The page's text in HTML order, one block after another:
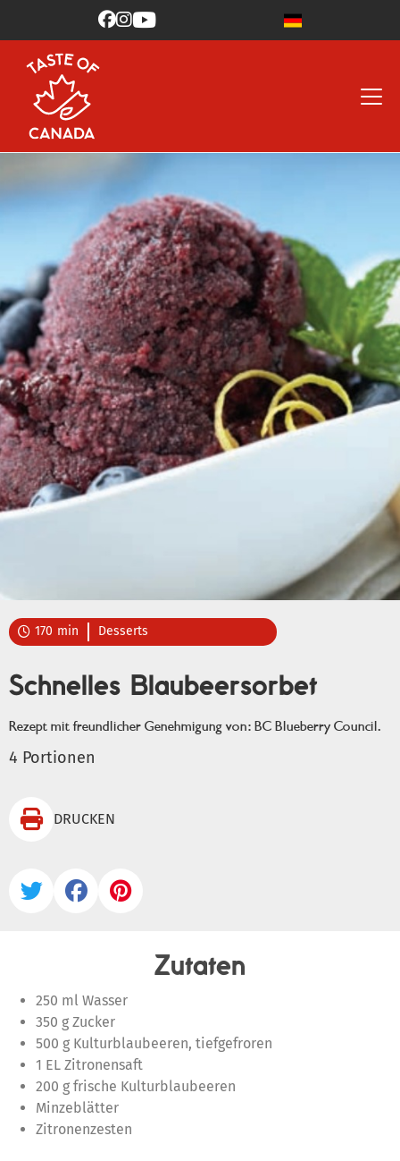

 170 min Desserts
Schnelles Blaubeersorbet
Rezept mit freundlicher Genehmigung von: BC Blueberry Council.
4 Portionen
 DRUCKEN
  
Zutaten
250 ml Wasser
350 g Zucker
500 g Kulturblaubeeren, tiefgefroren
1 EL Zitronensaft
200 g frische Kulturblaubeeren
Minzeblätter
Zitronenzesten